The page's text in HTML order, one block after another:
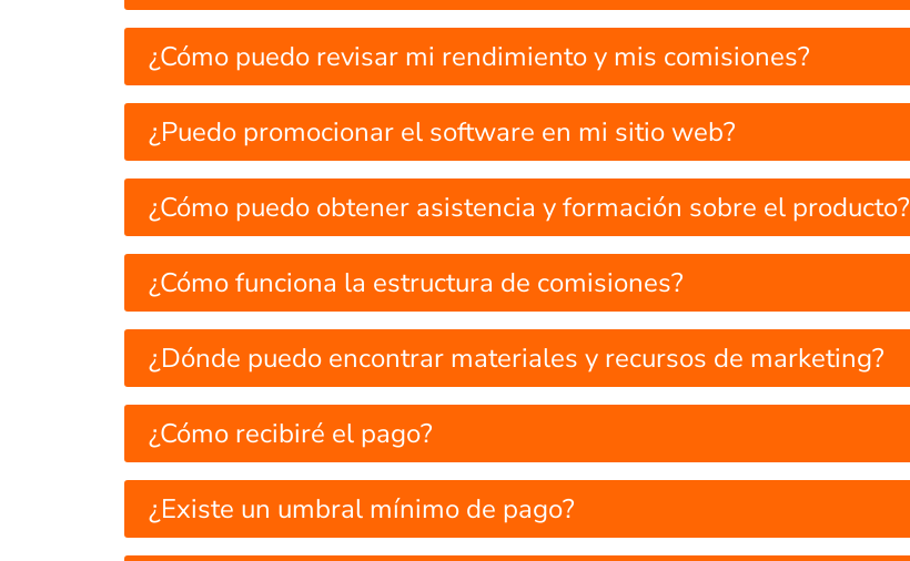
¿Cómo puedo revisar mi rendimiento y mis comisiones?
¿Puedo promocionar el software en mi sitio web?
¿Cómo puedo obtener asistencia y formación sobre el producto?
¿Cómo funciona la estructura de comisiones?
¿Dónde puedo encontrar materiales y recursos de marketing?
¿Cómo recibiré el pago?
¿Existe un umbral mínimo de pago?